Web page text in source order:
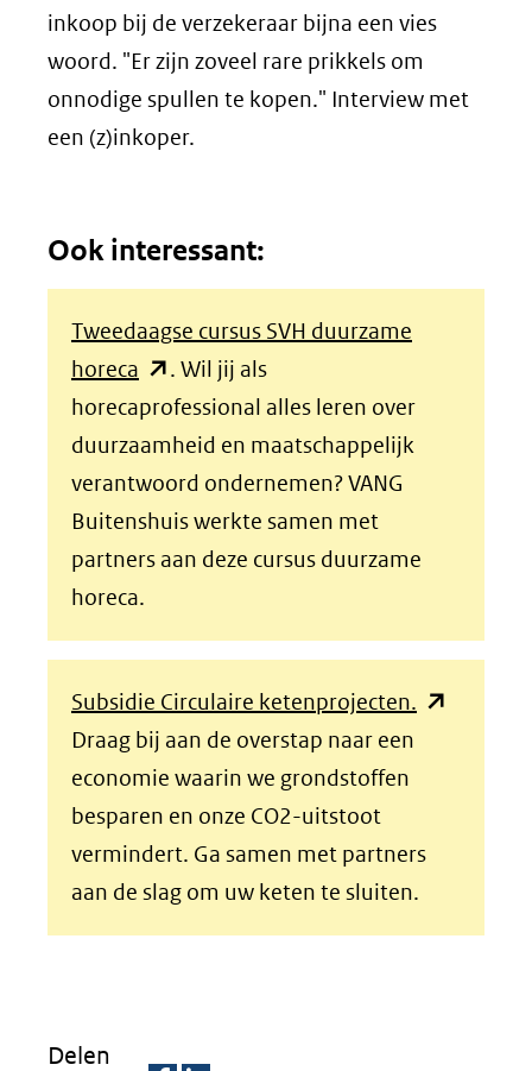
inkoop bij de verzekeraar bijna een vies
woord. "Er zijn zoveel rare prikkels om
onnodige spullen te kopen." Interview met
een (z)inkoper.
Ook interessant:
Tweedaagse cursus SVH duurzame
horeca (opent
in
nieuw
venster)
(verwijst
naar
. Wil jij als
horecaprofessional alles leren over
duurzaamheid en maatschappelijk
verantwoord ondernemen? VANG
Buitenshuis werkte samen met
partners aan deze cursus duurzame
horeca.
Subsidie Circulaire ketenprojecten. (opent
(verwijst
Draag bij aan de overstap naar een
economie waarin we grondstoffen
besparen en onze CO2-uitstoot
vermindert. Ga samen met partners
aan de slag om uw keten te sluiten.
Delen